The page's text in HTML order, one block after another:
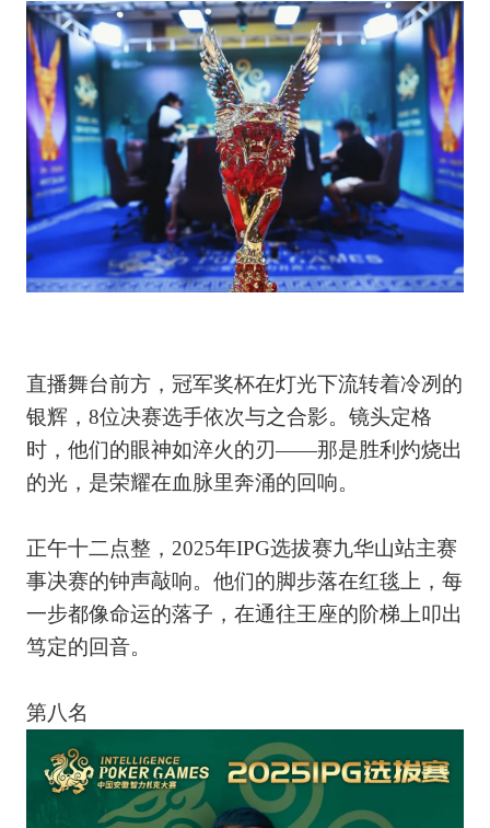
直播舞台前方，冠军奖杯在灯光下流转着冷冽的
银辉，8位决赛选手依次与之合影。镜头定格
时，他们的眼神如淬火的刃——那是胜利灼烧出
的光，是荣耀在血脉里奔涌的回响。
正午十二点整，2025年IPG选拔赛九华山站主赛
事决赛的钟声敲响。他们的脚步落在红毯上，每
一步都像命运的落子，在通往王座的阶梯上叩出
笃定的回音。
第八名